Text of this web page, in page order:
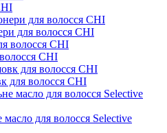
для волосся CHI
CHI
для волосся CHI
масло для волосся Selective